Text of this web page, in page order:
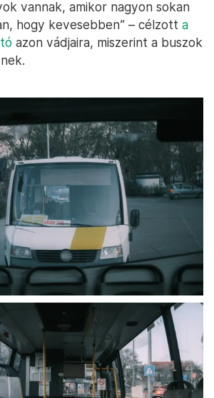
vannak, amikor nagyon sokan
hogy kevesebben” – célzott a
azon vádjaira, miszerint a buszok